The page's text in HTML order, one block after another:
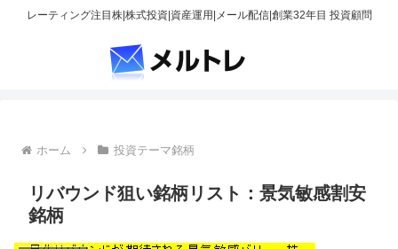
レーティング注目株|株式投資|資産運用|メール配信|創業32年目 投資顧問
ホーム 投資テーマ銘柄
リバウンド狙い銘柄リスト：景気敏感割安
銘柄